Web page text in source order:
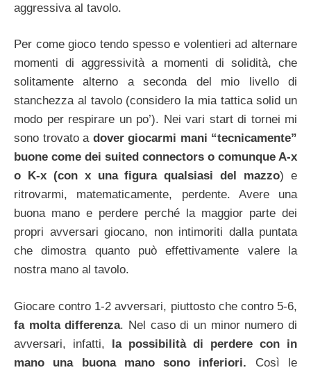
aggressiva al tavolo.
Per come gioco tendo spesso e volentieri ad alternare
momenti di aggressività a momenti di solidità, che
solitamente alterno a seconda del mio livello di
stanchezza al tavolo (considero la mia tattica solid un
modo per respirare un po’). Nei vari start di tornei mi
sono trovato a dover giocarmi mani “tecnicamente”
buone come dei suited connectors o comunque A-x
o K-x (con x una figura qualsiasi del mazzo) e
ritrovarmi, matematicamente, perdente. Avere una
buona mano e perdere perché la maggior parte dei
propri avversari giocano, non intimoriti dalla puntata
che dimostra quanto può effettivamente valere la
nostra mano al tavolo.
Giocare contro 1-2 avversari, piuttosto che contro 5-6,
fa molta differenza. Nel caso di un minor numero di
avversari, infatti, la possibilità di perdere con in
mano una buona mano sono inferiori. Così le